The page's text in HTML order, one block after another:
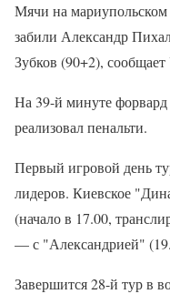
Мячи на
забили Александр
Зубков (90+2),
На 39-й минуте
реализовал пенальти.
Первый игровой день
лидеров. Киевское
(начало в 17.00,
— с "Александрией"
Завершится 28-й тур в